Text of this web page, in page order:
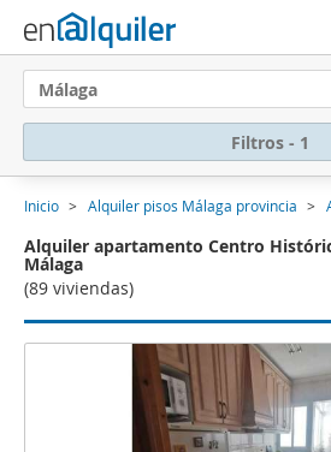
Málaga
Filtros - 1
Inicio Alquiler pisos Málaga provincia
Alquiler apartamento Centro
Málaga
(89 viviendas)